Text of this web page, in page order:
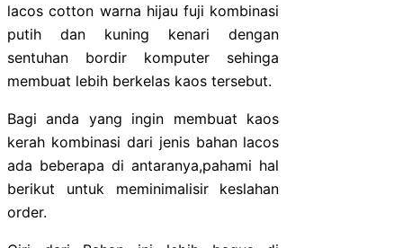
lacos cotton warna hijau fuji kombinasi
putih dan kuning kenari dengan
sentuhan bordir komputer sehinga
membuat lebih berkelas kaos tersebut.
Bagi anda yang ingin membuat kaos
kerah kombinasi dari jenis bahan lacos
ada beberapa di antaranya,pahami hal
berikut untuk meminimalisir keslahan
order.